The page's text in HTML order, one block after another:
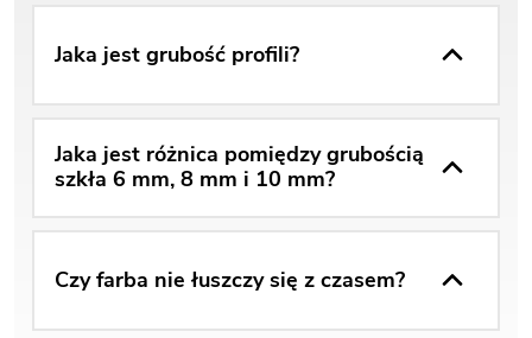
Jaka jest grubość profili?
Jaka jest różnica pomiędzy grubością
szkła 6 mm, 8 mm i 10 mm?
Czy farba nie łuszczy się z czasem?